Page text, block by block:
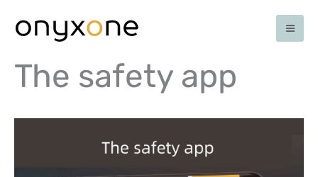
naar
inhoud
The safety app